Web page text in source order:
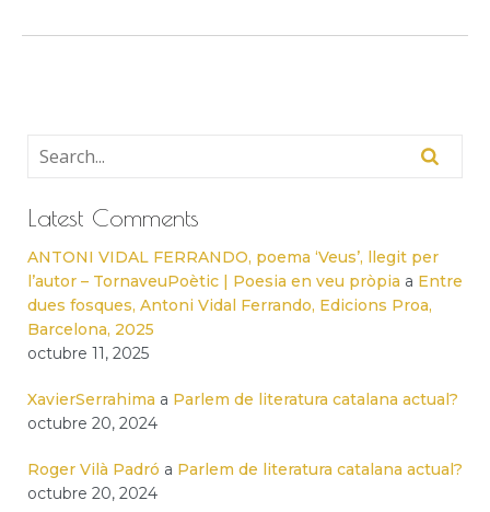
Latest Comments
ANTONI VIDAL FERRANDO, poema ‘Veus’, llegit per
l’autor – TornaveuPoètic | Poesia en veu pròpia a Entre
dues fosques, Antoni Vidal Ferrando, Edicions Proa,
Barcelona, 2025
octubre 11, 2025
XavierSerrahima a Parlem de literatura catalana actual?
octubre 20, 2024
Roger Vilà Padró a Parlem de literatura catalana actual?
octubre 20, 2024